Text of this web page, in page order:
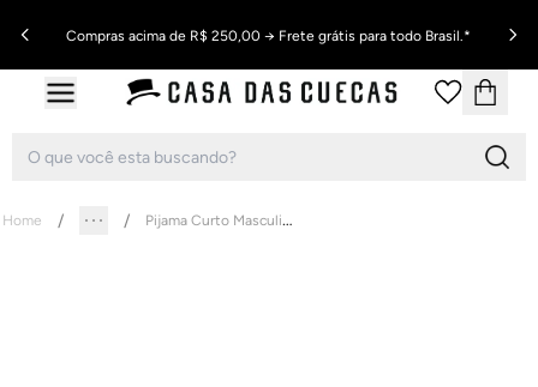
Compras acima de R$ 250,00 → Frete grátis para todo Brasil.*
Home Pijama Curto Masculino Plus Size Algodão Bege